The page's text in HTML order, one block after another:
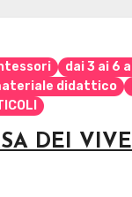
dai 3 ai 6
didattico
DEI